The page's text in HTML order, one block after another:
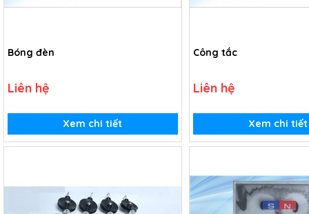
Bóng đèn
Liên hệ
Xem chi tiết
Công tắc
Liên hệ
Xem chi tiết